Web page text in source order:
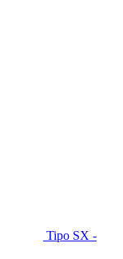
Tipo SX -